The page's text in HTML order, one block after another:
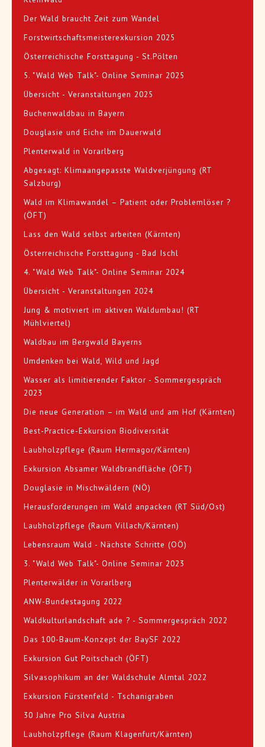
Der Wald braucht Zeit zum Wandel
Forstwirtschaftsmeisterexkursion 2025
Österreichische Forsttagung - St.Pölten
5. "Wald Web Talk"- Online Seminar 2025
Übersicht - Veranstaltungen 2025
Buchenwaldbau in Bayern
Douglasie und Eiche im Dauerwald
Plenterwald in Vorarlberg
Abgesagt: Klimaangepasste Waldverjüngung (RT
Salzburg)
Wald im Klimawandel – Patient oder Problemlöser ?
(ÖFT)
Lass den Wald selbst arbeiten (Kärnten)
Österreichische Forsttagung - Bad Ischl
4. "Wald Web Talk"- Online Seminar 2024
Übersicht - Veranstaltungen 2024
Jung & motiviert im aktiven Waldumbau! (RT
Mühlviertel)
Waldbau im Bergwald Bayerns
Umdenken bei Wald, Wild und Jagd
Wasser als limitierender Faktor - Sommergespräch
2023
Die neue Generation – im Wald und am Hof (Kärnten)
Best-Practice-Exkursion Biodiversität
Laubholzpflege (Raum Hermagor/Kärnten)
Exkursion Absamer Waldbrandfläche (ÖFT)
Douglasie in Mischwäldern (NÖ)
Herausforderungen im Wald anpacken (RT Süd/Ost)
Laubholzpflege (Raum Villach/Kärnten)
Lebensraum Wald - Nächste Schritte (OÖ)
3. "Wald Web Talk"- Online Seminar 2023
Plenterwälder in Vorarlberg
ANW-Bundestagung 2022
Waldkulturlandschaft ade ? - Sommergespräch 2022
Das 100-Baum-Konzept der BaySF 2022
Exkursion Gut Poitschach (ÖFT)
Silvasophikum an der Waldschule Almtal 2022
Exkursion Fürstenfeld - Tschanigraben
30 Jahre Pro Silva Austria
Laubholzpflege (Raum Klagenfurt/Kärnten)